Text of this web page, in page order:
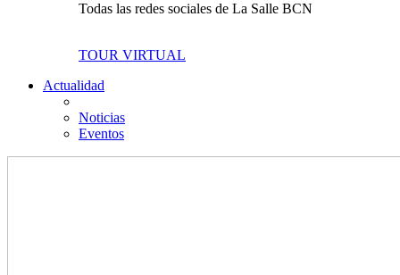
Todas las redes sociales de La Salle BCN
TOUR VIRTUAL
Actualidad
Noticias
Eventos